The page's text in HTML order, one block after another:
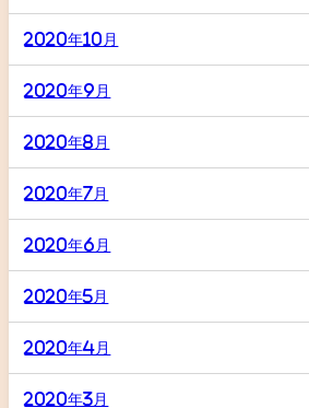
2020年10月
2020年9月
2020年8月
2020年7月
2020年6月
2020年5月
2020年4月
2020年3月